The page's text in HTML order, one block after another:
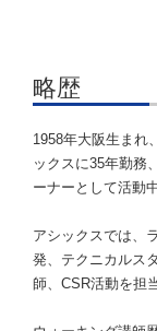
略歴
1958年大阪生まれ
ックスに35年勤務
ーナーとして活動中
アシックスでは、
発、テクニカルス
師、CSR活動を担当